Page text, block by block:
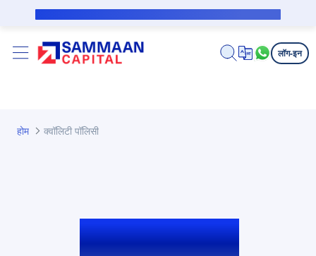
मुख्य घटक वगळा
लॉग-इन
होम क्वॉलिटी पॉलिसी
क्वॉलिटी पॉलिसी